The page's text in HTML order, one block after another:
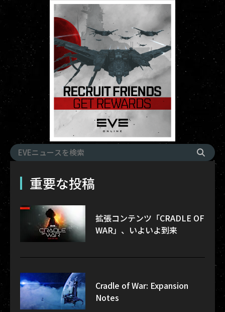
重要な投稿
拡張コンテンツ「CRADLE OF
WAR」、いよいよ到来
Cradle of War: Expansion
Notes